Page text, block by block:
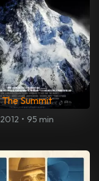
The Summit
2012 • 95 min